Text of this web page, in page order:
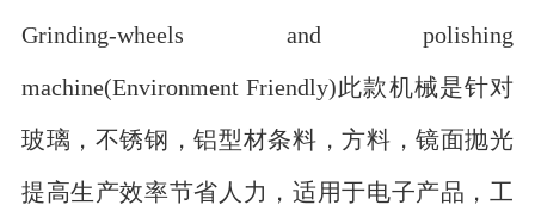
Grinding-wheels and polishing
machine(Environment Friendly)此款机械是针对
玻璃，不锈钢，铝型材条料，方料，镜面抛光
提高生产效率节省人力，适用于电子产品，工